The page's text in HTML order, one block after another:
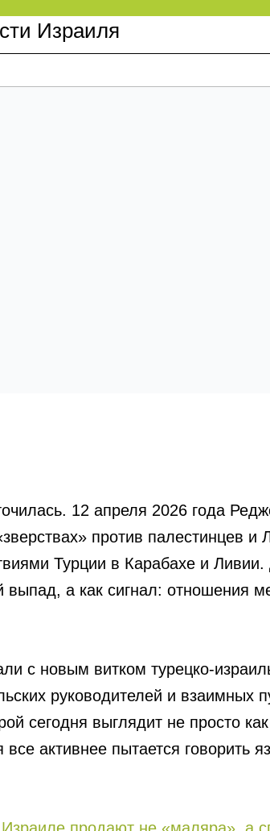
Израиля
12 апреля 2026 года
против палестинцев и
Турции в Карабахе и
выпад, а как сигнал: отношения
с новым витком турецко-
руководителей и взаимных
сегодня выглядит не просто
активнее пытается говорить